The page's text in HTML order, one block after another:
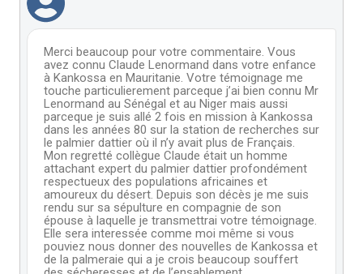
Merci beaucoup pour votre commentaire. Vous
avez connu Claude Lenormand dans votre enfance
à Kankossa en Mauritanie. Votre témoignage me
touche particulierement parceque j’ai bien connu Mr
Lenormand au Sénégal et au Niger mais aussi
parceque je suis allé 2 fois en mission à Kankossa
dans les années 80 sur la station de recherches sur
le palmier dattier où il n’y avait plus de Français.
Mon regretté collègue Claude était un homme
attachant expert du palmier dattier profondément
respectueux des populations africaines et
amoureux du désert. Depuis son décès je me suis
rendu sur sa sépulture en compagnie de son
épouse à laquelle je transmettrai votre témoignage.
Elle sera interessée comme moi même si vous
pouviez nous donner des nouvelles de Kankossa et
de la palmeraie qui a je crois beaucoup souffert